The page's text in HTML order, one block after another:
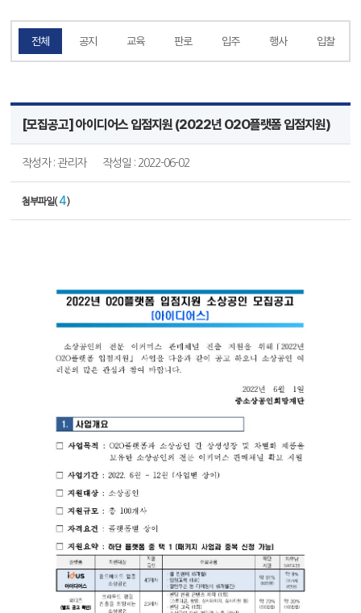
전체 공지 교육 판로 입주 행사 입찰
[모집공고] 아이디어스 입점지원 (2022년 O2O플랫폼 입점지원)
작성자 : 관리자 작성일 : 2022-06-02
첨부파일( 4 )